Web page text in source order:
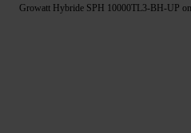
Growatt Hybride SPH 10000TL3-BH-UP